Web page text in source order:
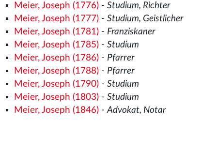
Meier, Joseph (1776)- Studium, Richter
Meier, Joseph (1777)- Studium, Geistlicher
Meier, Joseph (1781)- Franziskaner
Meier, Joseph (1785)- Studium
Meier, Joseph (1786)- Pfarrer
Meier, Joseph (1788)- Pfarrer
Meier, Joseph (1790)- Studium
Meier, Joseph (1803)- Studium
Meier, Joseph (1846)-Advokat, Notar